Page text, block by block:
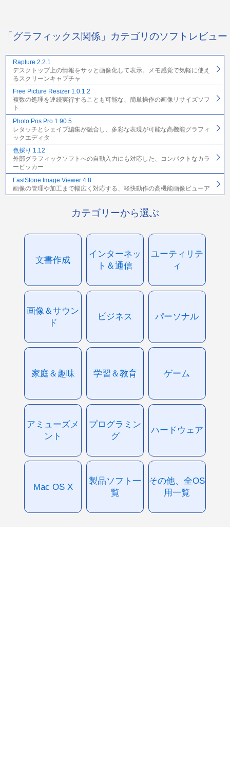
「グラフィックス関係」カテゴリのソフトレビュー
Rapture 2.2.1
デスクトップ上の情報をサッと画像化して表示。メモ感覚で気軽に使え
るスクリーンキャプチャ
Free Picture Resizer 1.0.1.2
複数の処理を連続実行することも可能な、簡単操作の画像リサイズソフ
ト
Photo Pos Pro 1.90.5
レタッチとシェイプ編集が融合し、多彩な表現が可能な高機能グラフィ
ックエディタ
色採り 1.12
外部グラフィックソフトへの自動入力にも対応した、コンパクトなカラ
ーピッカー
FastStone Image Viewer 4.8
画像の管理や加工まで幅広く対応する、軽快動作の高機能画像ビューア
カテゴリーから選ぶ
文書作成
インターネッ
ト＆通信
ユーティリテ
ィ
画像＆サウン
ド
ビジネス パーソナル
家庭＆趣味 学習＆教育 ゲーム
アミューズメ
ント
プログラミン
グ
ハードウェア
Mac OS X
製品ソフト一
覧
その他、全OS
用一覧